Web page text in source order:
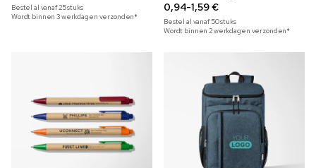
Bestel al vanaf25stuks
Wordt binnen 3 werkdagen verzonden*
0,94-1,59 €
Bestel al vanaf50stuks
Wordt binnen 2 werkdagen verzonden*